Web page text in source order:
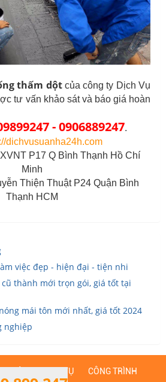
thấm dộtcủa công ty Dịch Vụ
tư vấn khảo sát và báo giá hoàn
- 0906889247.
dichvusuanha24h.com
P17 Q Bình Thạnh Hồ Chí
Minh
Thiện Thuật P24 Quận Bình
Thạnh HCM
việc đẹp - hiện đại - tiện nhi
thành mới trọn gói, giá tốt tại
mái tôn mới nhất, giá tốt 2024
nghiệp
DỊCH VỤ CÔNG TRÌNH